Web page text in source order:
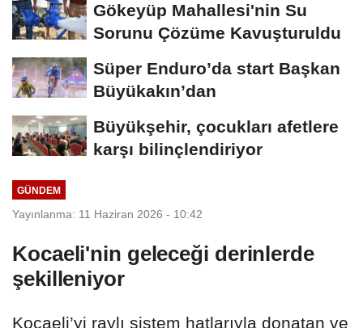
Gökeyüp Mahallesi'nin Su
Sorunu Çözüme Kavuşturuldu
Süper Enduro’da start Başkan
Büyükakın’dan
Büyükşehir, çocukları afetlere
karşı bilinçlendiriyor
GÜNDEM
Yayınlanma: 11 Haziran 2026 - 10:42
Kocaeli'nin geleceği derinlerde
şekilleniyor
Kocaeli’yi raylı sistem hatlarıyla donatan ve